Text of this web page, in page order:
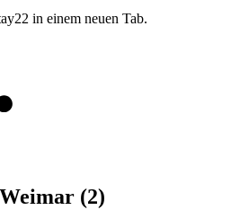
in einem neuen Tab.
(2)